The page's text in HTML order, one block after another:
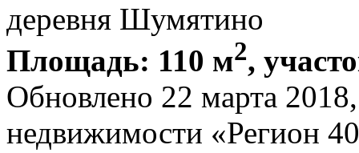
деревня Шумятино
Площадь: 110 м2,
Обновлено 22 марта
недвижимости «Регион